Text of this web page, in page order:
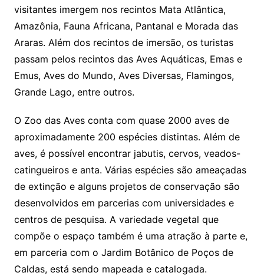
visitantes imergem nos recintos Mata Atlântica,
Amazônia, Fauna Africana, Pantanal e Morada das
Araras. Além dos recintos de imersão, os turistas
passam pelos recintos das Aves Aquáticas, Emas e
Emus, Aves do Mundo, Aves Diversas, Flamingos,
Grande Lago, entre outros.
O Zoo das Aves conta com quase 2000 aves de
aproximadamente 200 espécies distintas. Além de
aves, é possível encontrar jabutis, cervos, veados-
catingueiros e anta. Várias espécies são ameaçadas
de extinção e alguns projetos de conservação são
desenvolvidos em parcerias com universidades e
centros de pesquisa. A variedade vegetal que
compõe o espaço também é uma atração à parte e,
em parceria com o Jardim Botânico de Poços de
Caldas, está sendo mapeada e catalogada.